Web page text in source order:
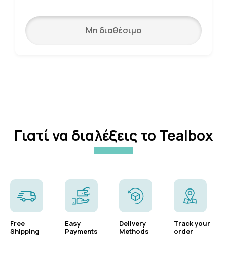
Μη διαθέσιμο
Γιατί να διαλέξεις το Tealbox
Free
Shipping
Easy
Payments
Delivery
Methods
Track your
order